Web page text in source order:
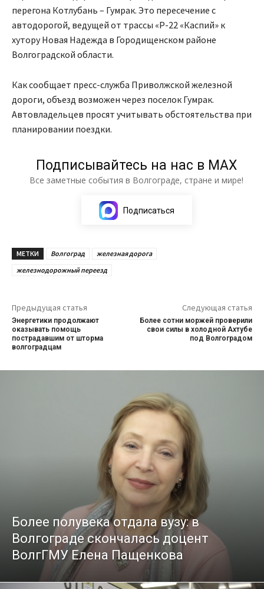
перегона Котлубань – Гумрак. Это пересечение с
автодорогой, ведущей от трассы «Р-22 «Каспий» к
хутору Новая Надежда в Городищенском районе
Волгоградской области.
Как сообщает пресс-служба Приволжской железной
дороги, объезд возможен через поселок Гумрак.
Автовладельцев просят учитывать обстоятельства при
планировании поездки.
Подписывайтесь на нас в МАХ
Все заметные события в Волгограде, стране и мире!
Подписаться
МЕТКИ Волгоград
железная дорога
железнодорожный переезд
Предыдущая статья
Энергетики продолжают
оказывать помощь
пострадавшим от шторма
волгоградцам
Следующая статья
Более сотни моржей проверили
свои силы в холодной Ахтубе
под Волгоградом
Более полувека отдала вузу: в
Волгограде скончалась доцент
ВолгГМУ Елена Пащенкова